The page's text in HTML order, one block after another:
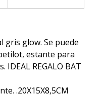
gris glow. Se puede
estante para
REGALO BAT
.20X15X8,5CM